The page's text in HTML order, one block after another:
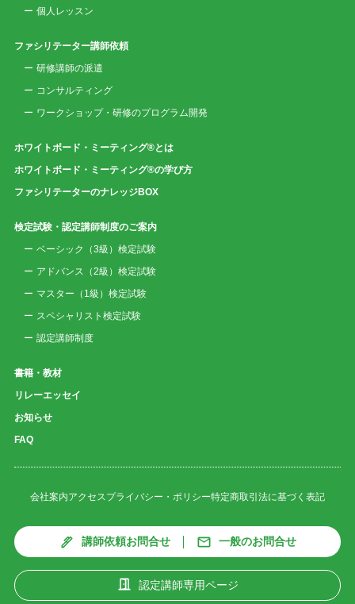
個人レッスン
ファシリテーター講師依頼
研修講師の派遣
コンサルティング
ワークショップ・研修のプログラム開発
ホワイトボード・ミーティング®とは
ホワイトボード・ミーティング®の学び方
ファシリテーターのナレッジBOX
検定試験・認定講師制度のご案内
ベーシック（3級）検定試験
アドバンス（2級）検定試験
マスター（1級）検定試験
スペシャリスト検定試験
認定講師制度
書籍・教材
リレーエッセイ
お知らせ
FAQ
会社案内アクセスプライバシー・ポリシー特定商取引法に基づく表記
講師依頼お問合せ 一般のお問合せ
認定講師専用ページ